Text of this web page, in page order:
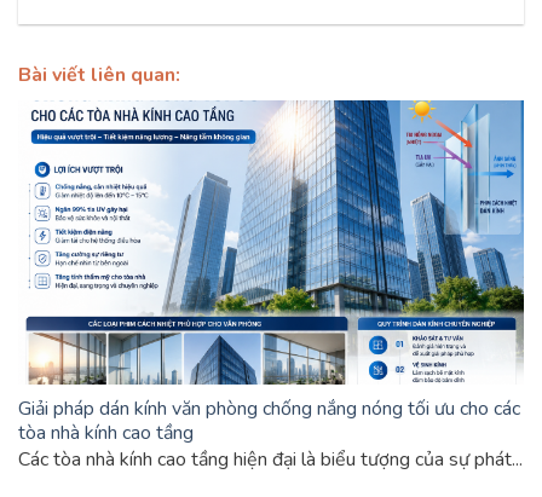
Bài viết liên quan:
Giải pháp dán kính văn phòng chống nắng nóng tối ưu cho các
tòa nhà kính cao tầng
Các tòa nhà kính cao tầng hiện đại là biểu tượng của sự phát...